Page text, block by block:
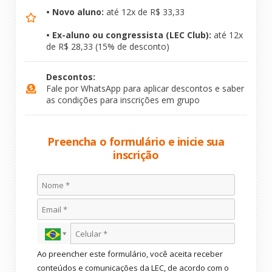
• Novo aluno: até 12x de R$ 33,33
• Ex-aluno ou congressista (LEC Club): até 12x
de R$ 28,33 (15% de desconto)
Descontos:
Fale por WhatsApp para aplicar descontos e saber
as condições para inscrições em grupo
Preencha o formulário e inicie sua
inscrição
Ao preencher este formulário, você aceita receber
conteúdos e comunicações da LEC, de acordo com o